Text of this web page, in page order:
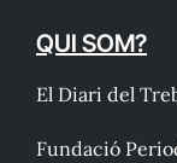
QUI SOM?
El Diari del
Fundació